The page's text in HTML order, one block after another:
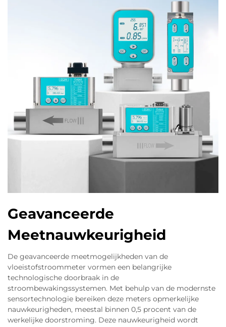
Geavanceerde
Meetnauwkeurigheid
De geavanceerde meetmogelijkheden van de
vloeistofstroommeter vormen een belangrijke
technologische doorbraak in de
stroombewakingssystemen. Met behulp van de modernste
sensortechnologie bereiken deze meters opmerkelijke
nauwkeurigheden, meestal binnen 0,5 procent van de
werkelijke doorstroming. Deze nauwkeurigheid wordt